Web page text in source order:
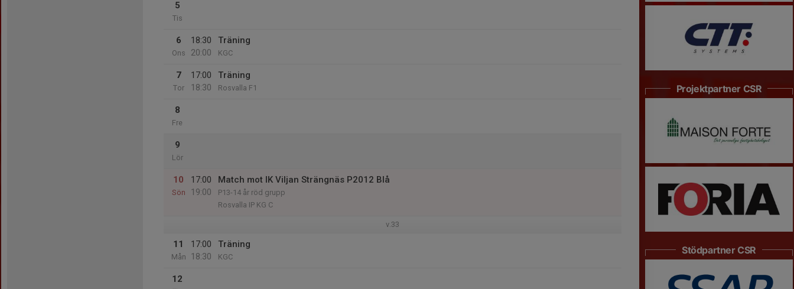
5
Tis
6
Ons
18:30
20:00
Träning
KGC
7
Tor
17:00
18:30
Träning
Rosvalla F1
8
Fre
9
Lör
10
Sön
17:00
19:00
Match mot IK Viljan Strängnäs P2012 Blå
P13-14 år röd grupp
Rosvalla IP KG C
v.33
11
Mån
17:00
18:30
Träning
KGC
12
Projektpartner CSR
Stödpartner CSR